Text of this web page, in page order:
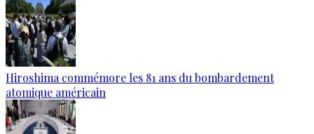
Hiroshima commémore les 81 ans du bombardement
atomique américain